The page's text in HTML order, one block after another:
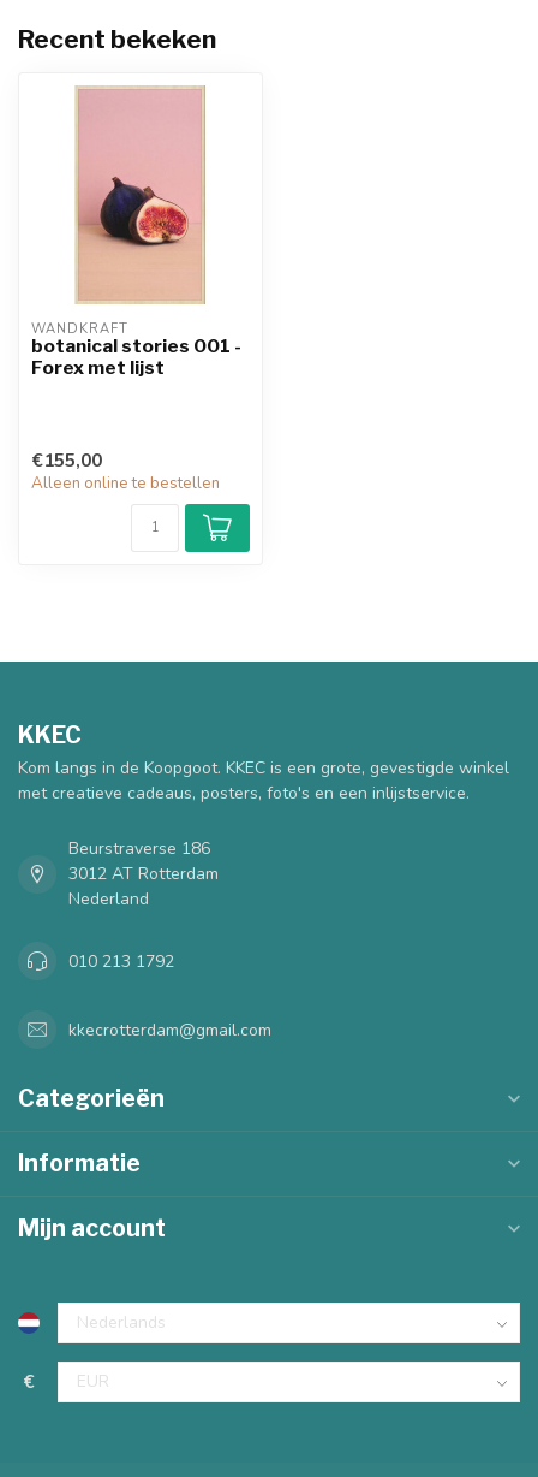
Recent bekeken
WANDKRAFT
botanical stories 001 -
Forex met lijst
€155,00
Alleen online te bestellen
KKEC
Kom langs in de Koopgoot. KKEC is een grote, gevestigde winkel
met creatieve cadeaus, posters, foto's en een inlijstservice.
Beurstraverse 186
3012 AT Rotterdam
Nederland
010 213 1792
kkecrotterdam@gmail.com
Categorieën
Informatie
Mijn account
€